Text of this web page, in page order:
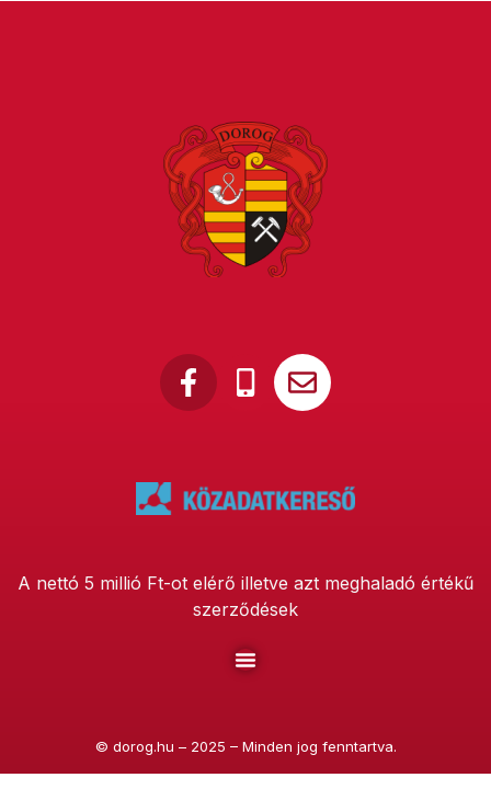
A nettó 5 millió Ft-ot elérő illetve azt meghaladó értékű
szerződések
© dorog.hu – 2025 – Minden jog fenntartva.